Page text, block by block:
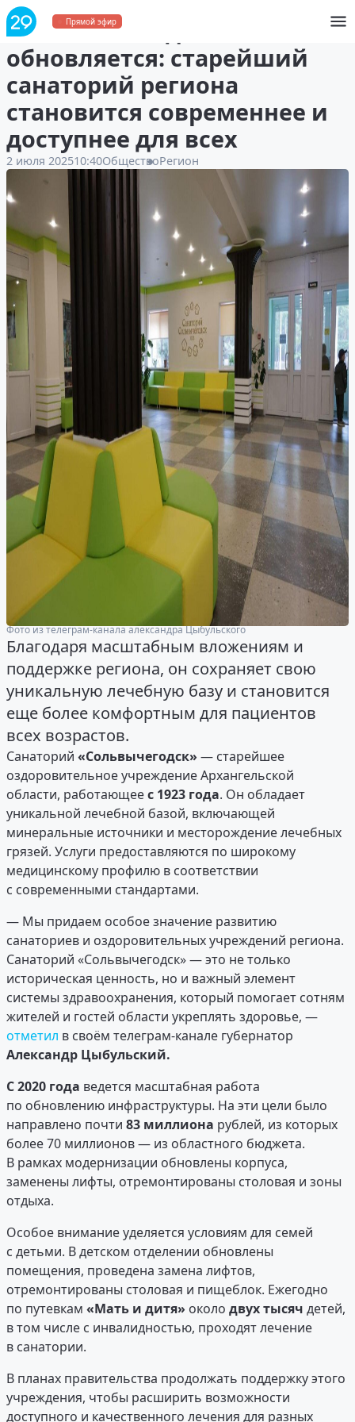
Прямой эфир
«Сольвычегодск»
обновляется: старейший
санаторий региона
становится современнее и
доступнее для всех
2 июля 202510:40ОбществоРегион
Фото из телеграм-канала александра Цыбульского
Благодаря масштабным вложениям и
поддержке региона, он сохраняет свою
уникальную лечебную базу и становится
еще более комфортным для пациентов
всех возрастов.
Санаторий «Сольвычегодск» — старейшее
оздоровительное учреждение Архангельской
области, работающеес 1923 года. Он обладает
уникальной лечебной базой, включающей
минеральные источники и месторождение лечебных
грязей. Услуги предоставляются по широкому
медицинскому профилю в соответствии
с современными стандартами.
— Мы придаем особое значение развитию
санаториев и оздоровительных учреждений региона.
Санаторий «Сольвычегодск» — это не только
историческая ценность, но и важный элемент
системы здравоохранения, который помогает сотням
жителей и гостей области укреплять здоровье, —
отметил в своём телеграм-канале губернатор
Александр Цыбульский.
С 2020 года ведется масштабная работа
по обновлению инфраструктуры. На эти цели было
направлено почти 83 миллиона рублей, из которых
более 70 миллионов — из областного бюджета.
В рамках модернизации обновлены корпуса,
заменены лифты, отремонтированы столовая и зоны
отдыха.
Особое внимание уделяется условиям для семей
с детьми. В детском отделении обновлены
помещения, проведена замена лифтов,
отремонтированы столовая и пищеблок. Ежегодно
по путевкам «Мать и дитя» около двух тысяч детей,
в том числе с инвалидностью, проходят лечение
в санатории.
В планах правительства продолжать поддержку этого
учреждения, чтобы расширить возможности
доступного и качественного лечения для разных